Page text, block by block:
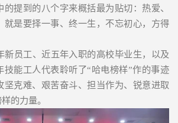
提到的八个字来概括最为贴切：热爱、
就是要择一事、终一生，不忘初心，方得
新员工、近五年入职的高校毕业生，以及
技能工人代表聆听了“哈电榜样”作的事迹
坚克难、艰苦奋斗、担当作为、锐意进取
的力量。